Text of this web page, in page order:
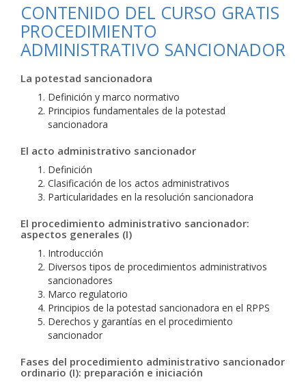
CONTENIDO DEL CURSO GRATIS
PROCEDIMIENTO
ADMINISTRATIVO SANCIONADOR
La potestad sancionadora
Definición y marco normativo
Principios fundamentales de la potestad
sancionadora
El acto administrativo sancionador
Definición
Clasificación de los actos administrativos
Particularidades en la resolución sancionadora
El procedimiento administrativo sancionador:
aspectos generales (I)
Introducción
Diversos tipos de procedimientos administrativos
sancionadores
Marco regulatorio
Principios de la potestad sancionadora en el RPPS
Derechos y garantías en el procedimiento
sancionador
Fases del procedimiento administrativo sancionador
ordinario (I): preparación e iniciación